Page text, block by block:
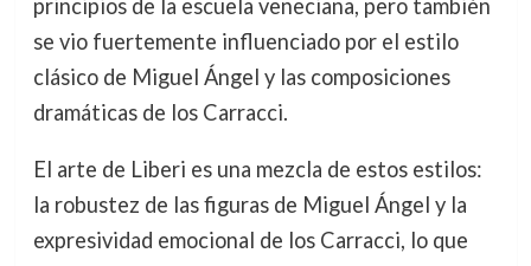
principios de la escuela veneciana, pero también
se vio fuertemente influenciado por el estilo
clásico de Miguel Ángel y las composiciones
dramáticas de los Carracci.
El arte de Liberi es una mezcla de estos estilos:
la robustez de las figuras de Miguel Ángel y la
expresividad emocional de los Carracci, lo que